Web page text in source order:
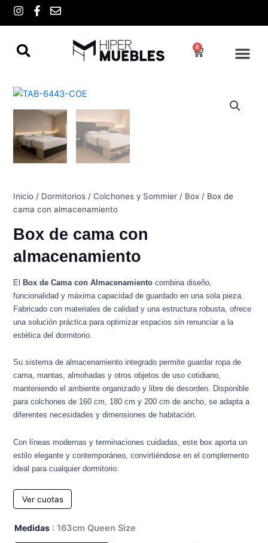
I
a
m
F
a
-
E
0
Cart
Inicio / Dormitorios /Colchones y Sommier / Box / Box de
cama con almacenamiento
Box de cama con
almacenamiento
ElBox de Cama con Almacenamiento combina diseño,
funcionalidad y máxima capacidad de guardado en una sola pieza.
Fabricado con materiales de calidad y una estructura robusta, ofrece
una solución práctica para optimizar espacios sin renunciar a la
estética del dormitorio.
Su sistema de almacenamiento integrado permite guardar ropa de
cama, mantas, almohadas y otros objetos de uso cotidiano,
manteniendo el ambiente organizado y libre de desorden. Disponible
para colchones de 160 cm, 180 cm y 200 cm de ancho, se adapta a
diferentes necesidades y dimensiones de habitación.
Con líneas modernas y terminaciones cuidadas, este box aporta un
estilo elegante y contemporáneo, convirtiéndose en el complemento
ideal para cualquier dormitorio.
Ver cuotas
Medidas : 163cm Queen Size
Box